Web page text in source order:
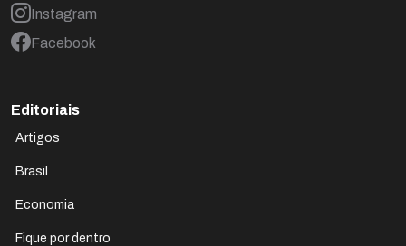
Instagram
Facebook
Editoriais
Artigos
Brasil
Economia
Fique por dentro